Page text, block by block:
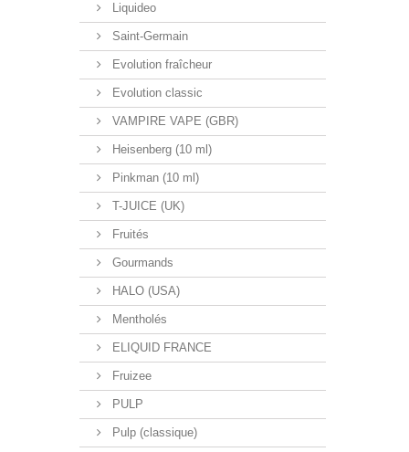
Liquideo
Saint-Germain
Evolution fraîcheur
Evolution classic
VAMPIRE VAPE (GBR)
Heisenberg (10 ml)
Pinkman (10 ml)
T-JUICE (UK)
Fruités
Gourmands
HALO (USA)
Mentholés
ELIQUID FRANCE
Fruizee
PULP
Pulp (classique)